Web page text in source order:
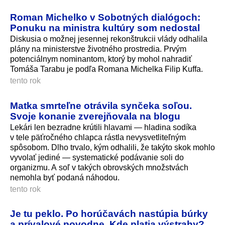
Roman Michelko v Sobotných dialógoch:
Ponuku na ministra kultúry som nedostal
Diskusia o možnej jesennej rekonštrukcii vlády odhalila
plány na ministerstve životného prostredia. Prvým
potenciálnym nominantom, ktorý by mohol nahradiť
Tomáša Tarabu je podľa Romana Michelka Filip Kuffa.
tento rok
Matka smrteľne otrávila synčeka soľou.
Svoje konanie zverejňovala na blogu
Lekári len bezradne krútili hlavami — hladina sodíka
v tele päťročného chlapca rástla nevysvetliteľným
spôsobom. Dlho trvalo, kým odhalili, že takýto skok mohlo
vyvolať jediné — systematické podávanie soli do
organizmu. A soľ v takých obrovských množstvách
nemohla byť podaná náhodou.
tento rok
Je tu peklo. Po horúčavách nastúpia búrky